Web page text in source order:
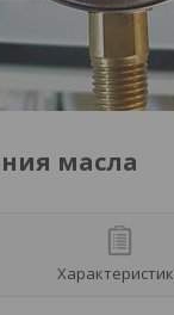
масла